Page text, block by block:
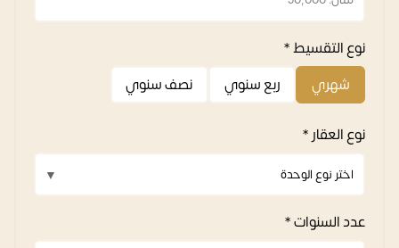
نوع التقسيط *
شهري
ربع سنوي نصف سنوي
نوع العقار *
عدد السنوات *